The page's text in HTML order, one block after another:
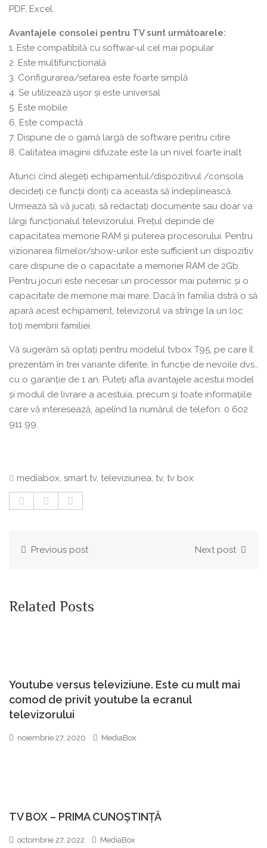
PDF, Excel.
Avantajele consolei pentru TV sunt următoarele:
1. Este compatibilă cu softwar-ul cel mai popular
2. Este multifuncțională
3. Configurarea/setarea este foarte simplă
4. Se utilizează ușor și este universal
5. Este mobile
6. Este compactă
7. Dispune de o gamă largă de software pentru citire
8. Calitatea imaginii difuzate este la un nivel foarte înalt
Atunci cînd alegeți echipamentul/dispozitivul /consola
decideți ce funcții doriți ca aceasta să îndeplinească.
Urmează să vă jucați, să redactați documente sau doar va
lărgi funcționalul televizorului. Prețul depinde de
capacitatea memorie RAM și puterea procesorului. Pentru
vizionarea filmelor/show-urilor este sufficient un dispozitiv
care dispune de o capacitate a memoriei RAM de 2Gb.
Pentru jocuri este necesar un processor mai puternic și o
capacitate de memorie mai mare. Dacă în familia dstră o să
apară acest echipament, televizorul va strînge la un loc
toți membrii familiei.
Vă sugerăm să optați pentru modelul tvbox T95, pe care îl
prezentăm în trei variante diferite, în funcție de nevoile dvs.,
cu o garanție de 1 an. Puteți afla avantajele acestui model
și modul de livrare a acestuia, precum și toate informațiile
care vă interesează, apelînd la numărul de telefon: 0 602
911 99.
mediabox, smart tv, televiziunea, tv, tv box
Previous post Next post
Related Posts
Youtube versus televiziune. Este cu mult mai
comod de privit youtube la ecranul
televizorului
noiembrie 27, 2020 MediaBox
TV BOX – PRIMA CUNOȘTINȚĂ
octombrie 27, 2022 MediaBox